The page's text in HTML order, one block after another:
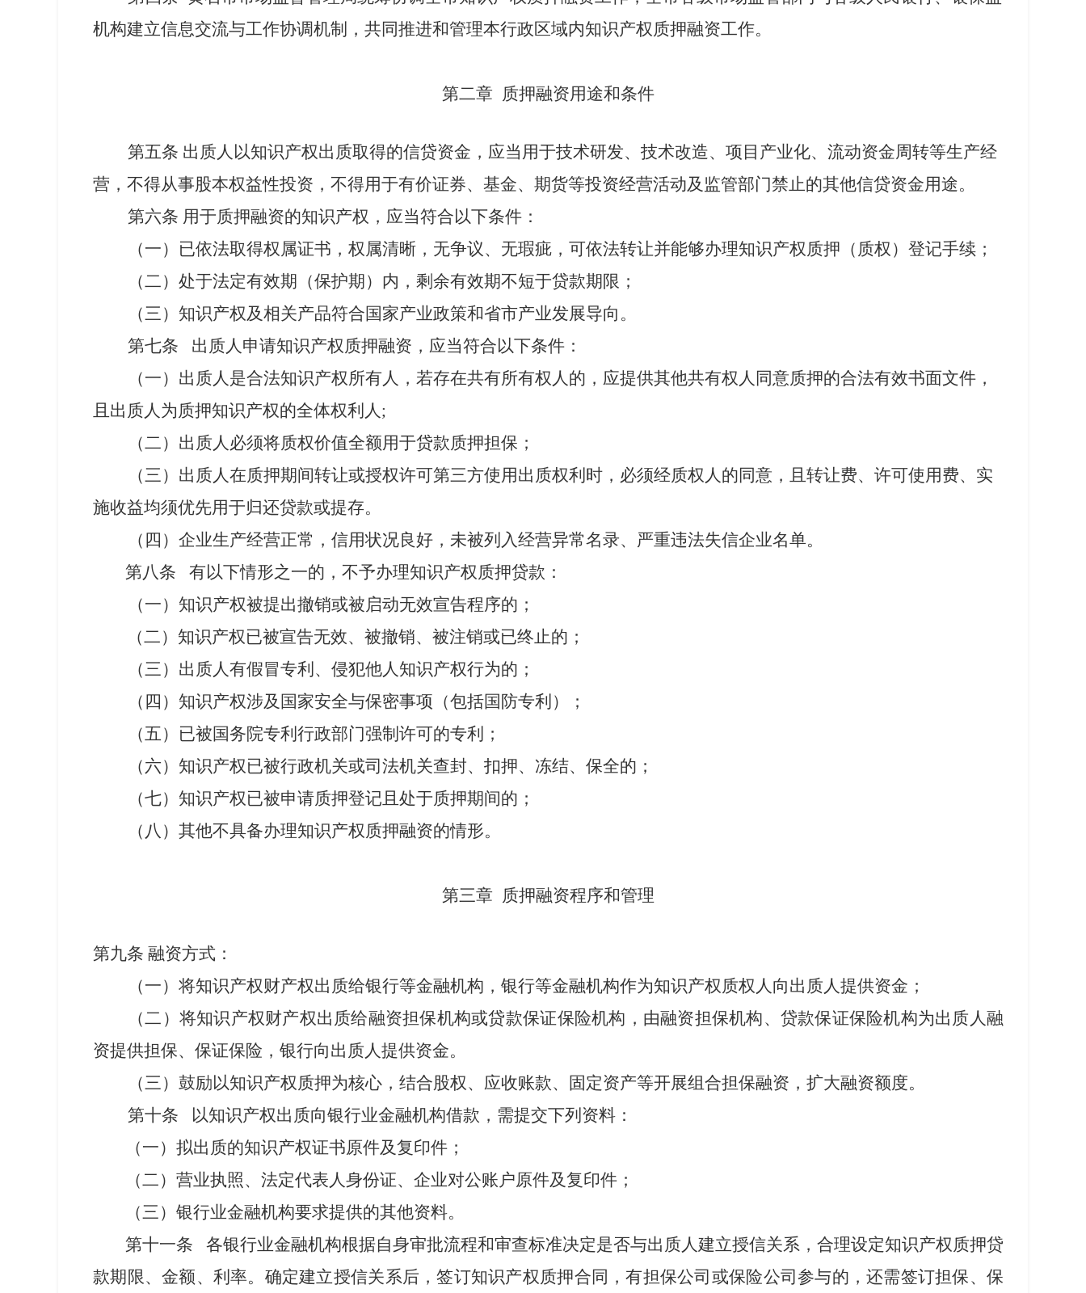
机构建立信息交流与工作协调机制，共同推进和管理本行政区域内知识产权质押融资工作。
第二章 质押融资用途和条件
第五条 出质人以知识产权出质取得的信贷资金， 应当 用于技术研发、 技术改造、 项目产业化、流动资金周转等生产经
营，不得从事股本权益性投资， 不得用于有价证券、基金、期货等投资经营活动及监管部门禁止的其他信贷资金用途。
第六条 用于质押融资的知识产权 ，应当符合以下条件：
（一）已依法取得权属证书， 权属清晰， 无争议、无瑕疵， 可依法转让并能够办理知识产权质押 （质权） 登记手续 ；
（二） 处于法定有效期（保护期）内，剩余有效期不短于贷款期限；
（三）知识产权及相关产品符合国家产业政策和省市产业发展导向。
第七条 出质人申请知识产权质押融资 ，应当符合以下条件：
（一） 出质人是合法知识产权所有人，若存在共有所有权人的，应提供其他共有权人同意质押的合法有效书面文件，
且出质人为质押知识产权的全体权利人;
（二）出质人必须将质权价值全额用于贷款质押担保；
（三）出质人在质押期间转让或授权许可第三方使用出质权利时，必须经质权人的同意，且转让费、许可使用费、实
施收益均须优先用于归还贷款或提存。
（四）企业生产经营正常，信用状况良好，未被列入经营异常名录、严重违法失信企业名单。
第八条 有以下情形之一的，不予办理知识产权质押贷款：
（一）知识产权被提出撤销或被启动无效宣告程序的；
（二）知识产权已被宣告无效、被撤销、被注销或已终止的；
（三）出质人有假冒专利、侵犯他人知识产权行为的；
（四）知识产权涉及国家安全与保密事项（包括国防专利）；
（五）已被国务院专利行政部门强制许可的专利；
（六） 知识产权已被行政机关或司法机关查封、扣押、冻结、保全的；
（七）知识产权已被申请质押登记且处于质押期间的；
（ 八 ）其他不具备办理知识产权质押融资的情形。
第三章 质押融资程序和管理
第九条 融资方式：
（一）将知识产权财产权出质给银行等金融机构，银行等金融机构作为知识产权质权人向出质人提供资金；
（二）将知识产权财产权出质给融资担保机构或贷款保证保险机构，由融资担保机构、贷款保证保险机构为出质人融
资提供担保、保证保险，银行向出质人提供资金。
（三）鼓励以知识产权质押为核心，结合股权、应收账款、固定资产等开展组合担保融资，扩大融资额度。
第十条 以知识产权出质向银行业金融机构借款，需提交下列资料：
（一）拟出质的知识产权证书原件及复印件；
（二）营业执照、法定代表人身份证、 企业对公账户原件及复印件；
（三）银行业金融机构要求提供的其他资料。
第十一条 各银行业金融机构根据自身审批流程和审查标准决定是否与出质人建立授信关系 ， 合理设定知识产权质押贷
款期限、金额、利率。确定建立授信关系后，签订知识产权质押合同，有担保公司或保险公司参与的，还需签订担保、保